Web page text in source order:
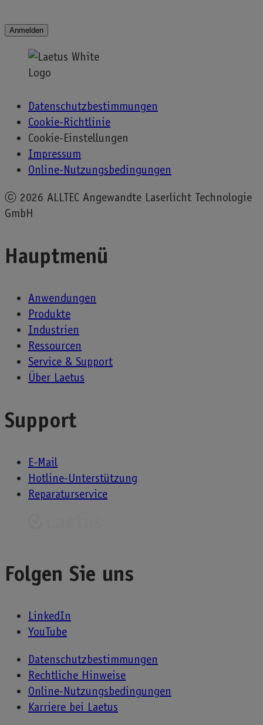
Anmelden
Datenschutzbestimmungen
Cookie-Richtlinie
Cookie-Einstellungen
Impressum
Online-Nutzungsbedingungen
ⓒ 2026 ALLTEC Angewandte Laserlicht Technologie
GmbH
Hauptmenü
Anwendungen
Produkte
Industrien
Ressourcen
Service & Support
Über Laetus
Support
E-Mail
Hotline-Unterstützung
Reparaturservice
Folgen Sie uns
LinkedIn
YouTube
Datenschutzbestimmungen
Rechtliche Hinweise
Online-Nutzungsbedingungen
Karriere bei Laetus